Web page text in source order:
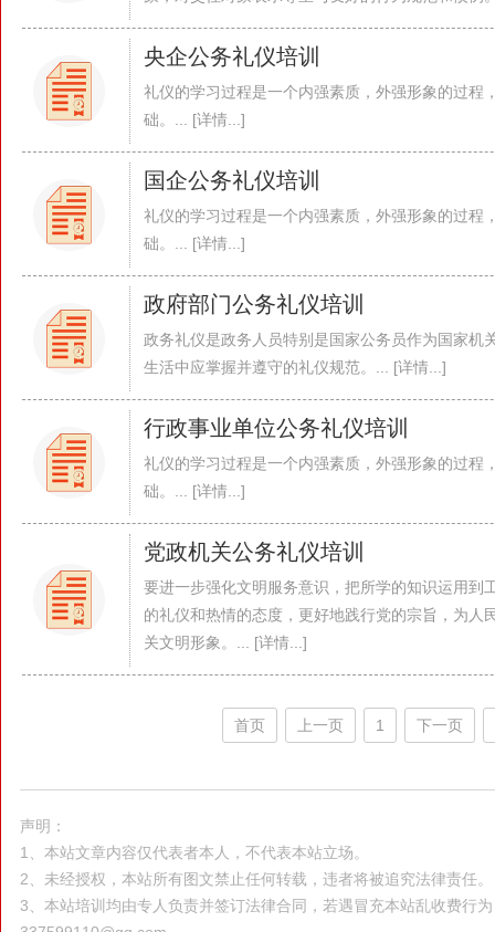
央企公务礼仪培训
礼仪的学习过程是一个内强素质，外强形象的过程
础。... [详情...]
国企公务礼仪培训
礼仪的学习过程是一个内强素质，外强形象的过程
础。... [详情...]
政府部门公务礼仪培训
政务礼仪是政务人员特别是国家公务员作为国家机
生活中应掌握并遵守的礼仪规范。... [详情...]
行政事业单位公务礼仪培训
礼仪的学习过程是一个内强素质，外强形象的过程
础。... [详情...]
党政机关公务礼仪培训
要进一步强化文明服务意识，把所学的知识运用到
的礼仪和热情的态度，更好地践行党的宗旨，为人
关文明形象。... [详情...]
首页 上一页 1 下一页
声明：
1、本站文章内容仅代表者本人，不代表本站立场。
2、未经授权，本站所有图文禁止任何转载，违者将被追究法律责任。
3、本站培训均由专人负责并签订法律合同，若遇冒充本站乱收费行